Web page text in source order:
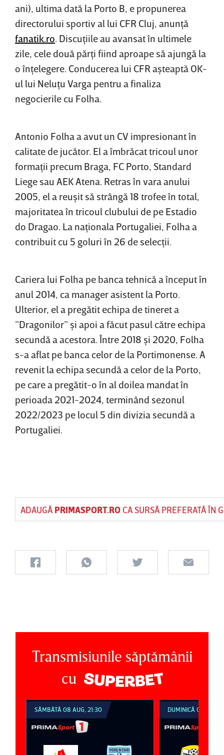
ani), ultima dată la Porto B, e propunerea
directorului sportiv al lui CFR Cluj, anunţă
fanatik.ro . Discuţiile au avansat în ultimele
zile, cele două părţi fiind aproape să ajungă la
o înţelegere. Conducerea lui CFR aşteaptă OK-
ul lui Neluţu Varga pentru a finaliza
negocierile cu Folha.
Antonio Folha a avut un CV impresionant în
calitate de jucător. El a îmbrăcat tricoul unor
formaţii precum Braga, FC Porto, Standard
Liege sau AEK Atena. Retras în vara anului
2005, el a reuşit să strângă 18 trofee în total,
majoritatea în tricoul clubului de pe Estadio
do Dragao. La naţionala Portugaliei, Folha a
contribuit cu 5 goluri în 26 de selecţii.
Cariera lui Folha pe banca tehnică a început în
anul 2014, ca manager asistent la Porto.
Ulterior, el a pregătit echipa de tineret a
”Dragonilor” şi apoi a făcut pasul către echipa
secundă a acestora. Între 2018 şi 2020, Folha
s-a aflat pe banca celor de la Portimonense. A
revenit la echipa secundă a celor de la Porto,
pe care a pregătit-o în al doilea mandat în
perioada 2021-2024, terminând sezonul
2022/2023 pe locul 5 din divizia secundă a
Portugaliei.
ADAUGĂ PRIMASPORT.ROCA SURSĂ PREFERATĂ ÎN
Transmisiunile săptămânii
cu
SÂMBĂTĂ 08 AUG, 21:30 DUMINICĂ 09 AUG,